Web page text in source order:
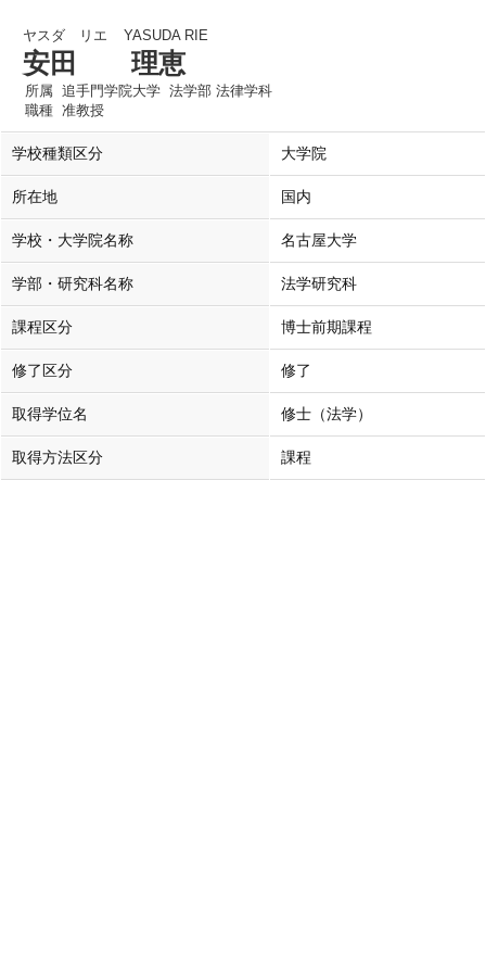
ヤスダ リエ YASUDA RIE
安田 理恵
所属 追手門学院大学 法学部 法律学科
職種 准教授
学校種類区分 大学院
所在地 国内
学校・大学院名称 名古屋大学
学部・研究科名称 法学研究科
課程区分 博士前期課程
修了区分 修了
取得学位名 修士（法学）
取得方法区分 課程